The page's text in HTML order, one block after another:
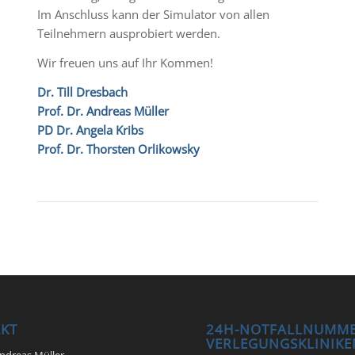
Im Anschluss kann der Simulator von allen
Teilnehmern ausprobiert werden.
Wir freuen uns auf Ihr Kommen!
Dr. Till Dresbach
Prof. Dr. Andreas Müller
PD Dr. Angela Kribs
Prof. Dr. Thorsten Orlikowsky
24H-